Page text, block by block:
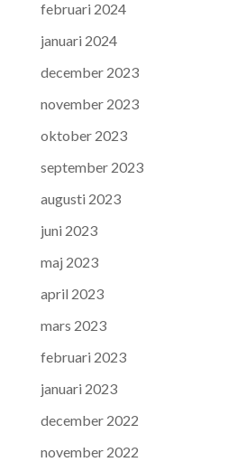
februari 2024
januari 2024
december 2023
november 2023
oktober 2023
september 2023
augusti 2023
juni 2023
maj 2023
april 2023
mars 2023
februari 2023
januari 2023
december 2022
november 2022